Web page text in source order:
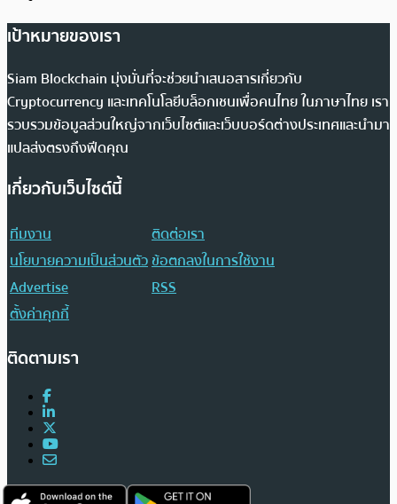
เป้าหมายของเรา
Siam Blockchain มุ่งมั่นที่จะช่วยนำเสนอสารเกี่ยวกับ
Cryptocurrency และเทคโนโลยีบล็อกเชนเพื่อคนไทย ในภาษาไทย เรา
รวบรวมข้อมูลส่วนใหญ่จากเว็บไซต์และเว็บบอร์ดต่างประเทศและนำมา
แปลส่งตรงถึงฟีดคุณ
เกี่ยวกับเว็บไซต์นี้
ทีมงาน
ติดต่อเรา
นโยบายความเป็นส่วนตัวข้อตกลงในการใช้งาน
Advertise
RSS
ตั้งค่าคุกกี้
ติดตามเรา